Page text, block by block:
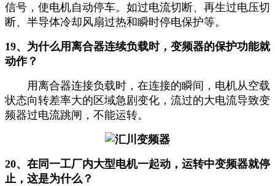
信号，使电机自动停车。如过电流切断、再生过电压切
断、半导体冷却风扇过热和瞬时停电保护等。
19、为什么用离合器连续负载时，变频器的保护功能就
动作？
用离合器连接负载时，在连接的瞬间，电机从空载
状态向转差率大的区域急剧变化，流过的大电流导致变
频器过电流跳闸，不能运转。
20、在同一工厂内大型电机一起动，运转中变频器就停
止，这是为什么？